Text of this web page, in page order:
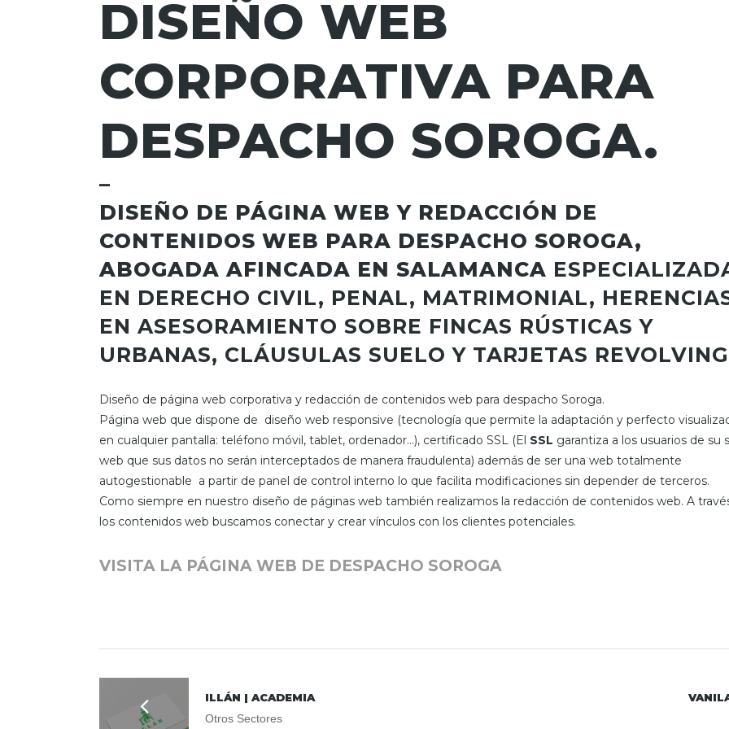
DISEÑO WEB
CORPORATIVA PARA
DESPACHO SOROGA.
–
DISEÑO DE PÁGINA WEB Y REDACCIÓN DE
CONTENIDOS WEB PARA DESPACHO SOROGA,
ABOGADA AFINCADA EN SALAMANCA
EN DERECHO CIVIL, PENAL, MATRIMONIAL,
EN ASESORAMIENTO SOBRE FINCAS RÚSTICAS Y
URBANAS, CLÁUSULAS SUELO Y TARJETAS
Diseño de página web corporativa y redacción de contenidos web para despacho Soroga.
Página web que dispone de diseño web responsive (tecnología que permite la adaptación y perfecto
en cualquier pantalla: teléfono móvil, tablet, ordenador…), certificado SSL (El SSL garantiza a los usuarios de su
web que sus datos no serán interceptados de manera fraudulenta) además de ser una web totalmente
autogestionable a partir de panel de control interno lo que facilita modificaciones sin depender de terceros.
Como siempre en nuestro diseño de páginas web también realizamos la redacción de contenidos web. A
los contenidos web buscamos conectar y crear vínculos con los clientes potenciales.
VISITA LA PÁGINA WEB DE DESPACHO SOROGA
ILLÁN | ACADEMIA
Otros Sectores